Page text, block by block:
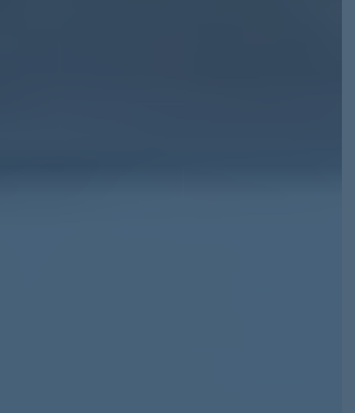
Kommentar
wird nicht veröffentlicht.